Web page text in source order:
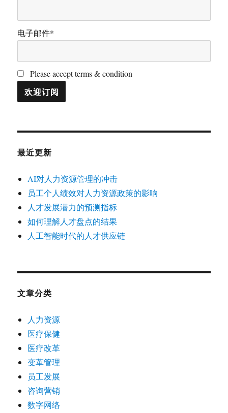
电子邮件*
Please accept terms & condition
最近更新
AI对人力资源管理的冲击
员工个人绩效对人力资源政策的影响
人才发展潜力的预测指标
如何理解人才盘点的结果
人工智能时代的人才供应链
文章分类
人力资源
医疗保健
医疗改革
变革管理
员工发展
咨询营销
数字网络